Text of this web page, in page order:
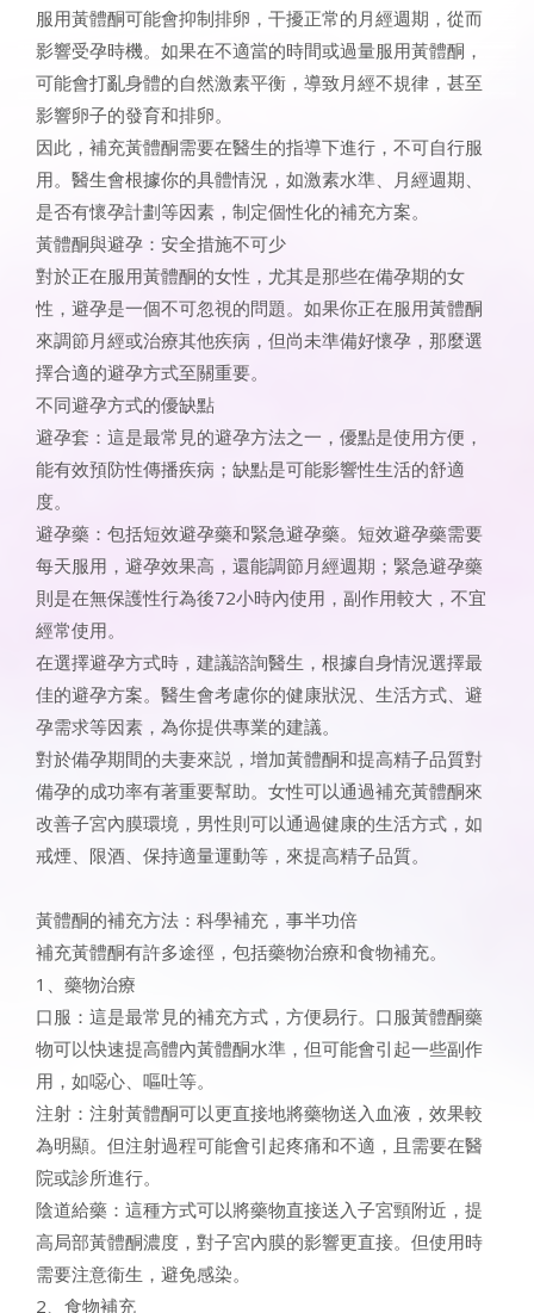
服用黃體酮可能會抑制排卵，干擾正常的月經週期，從而
影響受孕時機。如果在不適當的時間或過量服用黃體酮，
可能會打亂身體的自然激素平衡，導致月經不規律，甚至
影響卵子的發育和排卵。
因此，補充黃體酮需要在醫生的指導下進行，不可自行服
用。醫生會根據你的具體情況，如激素水準、月經週期、
是否有懷孕計劃等因素，制定個性化的補充方案。
黃體酮與避孕：安全措施不可少
對於正在服用黃體酮的女性，尤其是那些在備孕期的女
性，避孕是一個不可忽視的問題。如果你正在服用黃體酮
來調節月經或治療其他疾病，但尚未準備好懷孕，那麼選
擇合適的避孕方式至關重要。
不同避孕方式的優缺點
避孕套：這是最常見的避孕方法之一，優點是使用方便，
能有效預防性傳播疾病；缺點是可能影響性生活的舒適
度。
避孕藥：包括短效避孕藥和緊急避孕藥。短效避孕藥需要
每天服用，避孕效果高，還能調節月經週期；緊急避孕藥
則是在無保護性行為後72小時內使用，副作用較大，不宜
經常使用。
在選擇避孕方式時，建議諮詢醫生，根據自身情況選擇最
佳的避孕方案。醫生會考慮你的健康狀況、生活方式、避
孕需求等因素，為你提供專業的建議。
對於備孕期間的夫妻來説，增加黃體酮和提高精子品質對
備孕的成功率有著重要幫助。女性可以通過補充黃體酮來
改善子宮內膜環境，男性則可以通過健康的生活方式，如
戒煙、限酒、保持適量運動等，來提高精子品質。
黃體酮的補充方法：科學補充，事半功倍
補充黃體酮有許多途徑，包括藥物治療和食物補充。
1、藥物治療
口服：這是最常見的補充方式，方便易行。口服黃體酮藥
物可以快速提高體內黃體酮水準，但可能會引起一些副作
用，如噁心、嘔吐等。
注射：注射黃體酮可以更直接地將藥物送入血液，效果較
為明顯。但注射過程可能會引起疼痛和不適，且需要在醫
院或診所進行。
陰道給藥：這種方式可以將藥物直接送入子宮頸附近，提
高局部黃體酮濃度，對子宮內膜的影響更直接。但使用時
需要注意衞生，避免感染。
2、食物補充